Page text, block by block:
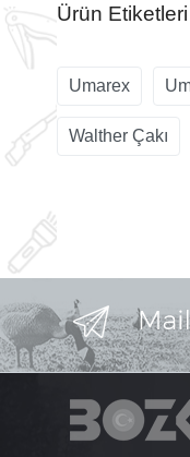
Ürün Etiketleri
Umarex
Walther Çakı